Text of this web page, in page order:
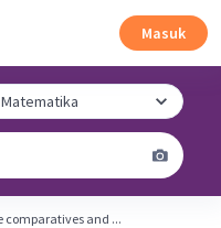
Masuk
comparatives and ...